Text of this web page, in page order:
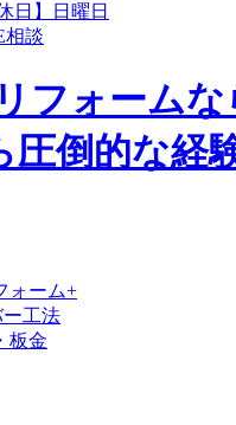
日】日曜日
相談
ォーム+
工法
板金